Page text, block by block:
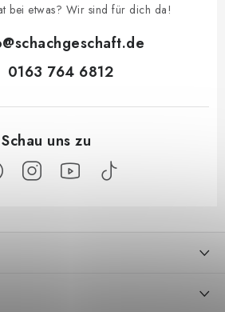
bei etwas? Wir sind für dich da!
@schachgeschaft.de
0163 764 6812